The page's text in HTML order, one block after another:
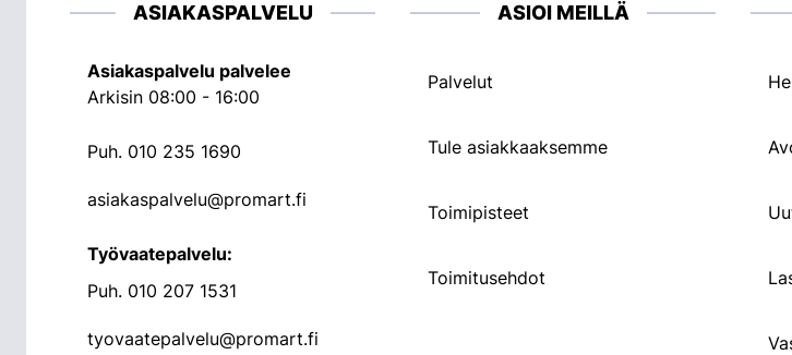
ASIAKASPALVELU
Asiakaspalvelu palvelee
Arkisin 08:00 - 16:00
Puh. 010 235 1690
asiakaspalvelu@promart.fi
Työvaatepalvelu:
Puh. 010 207 1531
tyovaatepalvelu@promart.fi
ASIOI MEILLÄ
Palvelut
Tule asiakkaaksemme
Toimipisteet
Toimitusehdot